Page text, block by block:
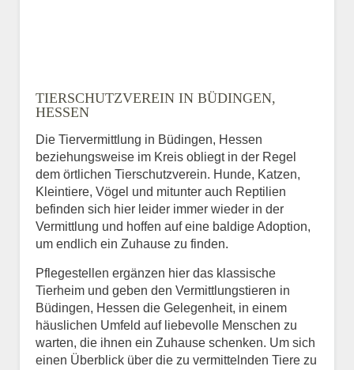
TIERSCHUTZVEREIN IN BÜDINGEN,
HESSEN
Die Tiervermittlung in Büdingen, Hessen
beziehungsweise im Kreis obliegt in der Regel
dem örtlichen Tierschutzverein. Hunde, Katzen,
Kleintiere, Vögel und mitunter auch Reptilien
befinden sich hier leider immer wieder in der
Vermittlung und hoffen auf eine baldige Adoption,
um endlich ein Zuhause zu finden.
Pflegestellen ergänzen hier das klassische
Tierheim und geben den Vermittlungstieren in
Büdingen, Hessen die Gelegenheit, in einem
häuslichen Umfeld auf liebevolle Menschen zu
warten, die ihnen ein Zuhause schenken. Um sich
einen Überblick über die zu vermittelnden Tiere zu